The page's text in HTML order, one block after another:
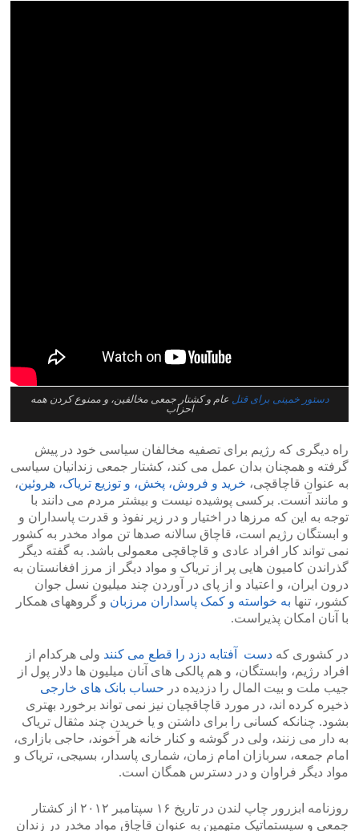
دستور خمینی برای قتل عام و کشتار جمعی مخالفین، و ممنوع کردن همه
احزاب
راه دیگری که رژیم برای تصفیه مخالفان سیاسی خود در پیش
گرفته و همچنان بدان عمل می کند، کشتار جمعی زندانیان سیاسی
به عنوان قاچاقچی، خرید و فروش، پخش، و توزیع تریاک، هروئین،
و مانند آنست. برکسی پوشیده نیست و بیشتر مردم می دانند با
توجه به این که مرزها در اختیار و در زیر نفوذ و قدرت پاسداران و
و ابستگان رژیم است، قاچاق سالانه صدها تن مواد مخدر به کشور
نمی تواند کار افراد عادی و قاچاقچی معمولی باشد. به گفته دیگر
گذراندن کامیون هایی پر از تریاک و مواد دیگر از مرز افغانستان به
درون ایران، و اعتیاد و از پای در آوردن چند میلیون نسل جوان
کشور، تنها به خواسته و کمک پاسداران مرزبان و گروههای همکار
با آنان امکان پذیراست.
در کشوری که دست آفتابه دزد را قطع می کنند ولی هرکدام از
افراد رژیم، وابستگان، و هم پالکی های آنان میلیون ها دلار پول از
جیب ملت و بیت المال را دزدیده در حساب بانک های خارجی
ذخیره کرده اند، در مورد قاچاقچیان نیز نمی تواند برخورد بهتری
بشود. چنانکه کسانی را برای داشتن و یا خریدن چند مثقال تریاک
به دار می زنند، ولی در گوشه و کنار خانه هر آخوند، حاجی بازاری،
امام جمعه، سربازان امام زمان، شماری پاسدار، بسیجی، تریاک و
مواد دیگر فراوان و در دسترس همگان است.
روزنامه ابزرور چاپ لندن در تاریخ ۱۶ سپتامبر ۲۰۱۲ از کشتار
جمعی و سیستماتیک متهمین به عنوان قاچاق مواد مخدر در زندان